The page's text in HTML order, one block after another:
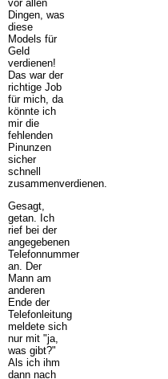
vor allen
Dingen, was
diese
Models für
Geld
verdienen!
Das war der
richtige Job
für mich, da
könnte ich
mir die
fehlenden
Pinunzen
sicher
schnell
zusammenverdienen.
Gesagt,
getan. Ich
rief bei der
angegebenen
Telefonnummer
an. Der
Mann am
anderen
Ende der
Telefonleitung
meldete sich
nur mit "ja,
was gibt?"
Als ich ihm
dann nach